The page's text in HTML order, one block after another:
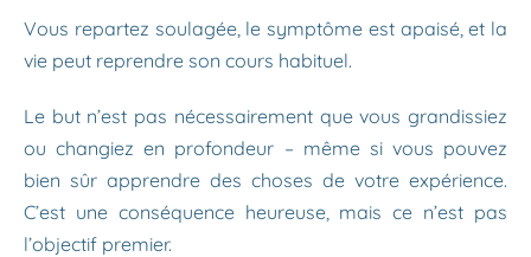
Vous repartez soulagée, le symptôme est apaisé, et la
vie peut reprendre son cours habituel.
Le but n’est pas nécessairement que vous grandissiez
ou changiez en profondeur – même si vous pouvez
bien sûr apprendre des choses de votre expérience.
C’est une conséquence heureuse, mais ce n’est pas
l’objectif premier.